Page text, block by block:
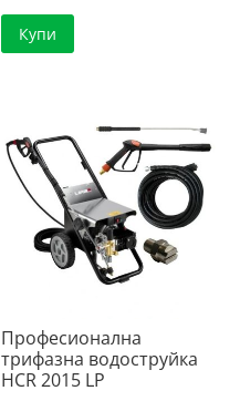
Купи
Професионална
трифазна водоструйка
HCR 2015 LP